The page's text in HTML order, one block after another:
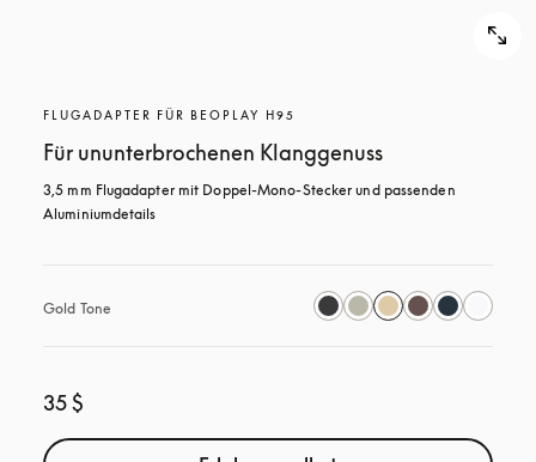
FLUGADAPTER FÜR BEOPLAY H95
Für ununterbrochenen Klanggenuss
3,5 mm Flugadapter mit Doppel-Mono-Stecker und passenden
Aluminiumdetails
Gold Tone
35 $